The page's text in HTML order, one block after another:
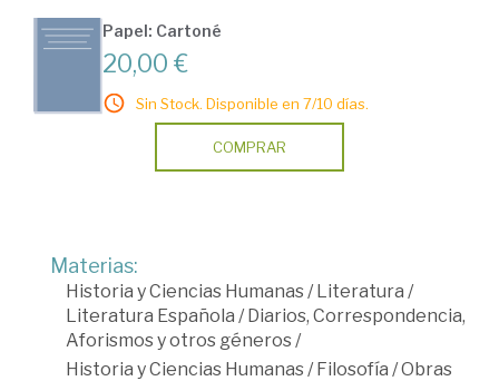
Papel: Cartoné
20,00 €
Sin Stock. Disponible en 7/10 días.
COMPRAR
Materias:
Historia y Ciencias Humanas/Literatura /
Literatura Española /Diarios, Correspondencia,
Aforismos y otros géneros/
Historia y Ciencias Humanas/Filosofía /Obras